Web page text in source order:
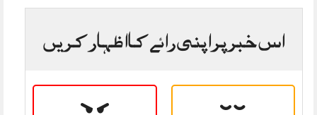
اس خبر پر اپنی رائے کا اظہار کریں